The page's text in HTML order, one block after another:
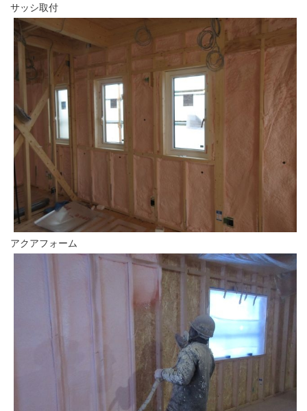
サッシ取付
アクアフォーム